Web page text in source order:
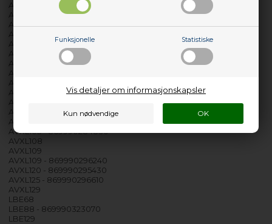
Funksjonelle Statistiske
Vis detaljer om informasjonskapsler
AVXD109 - 869990296210
AVXD125 - 869990284990
AVXD129
AVXD129 - 869990284980
AVXF120 - 869990344090
AVXF129 - 869990344080
AVXL82
AVXL88
AVXL88 - 869990296590
AVXL89
AVXL89 - 869990296230
AVXL100 - 869990292540
AVXL105
AVXL105 - 869990284830
AVXL108
AVXL109
AVXL109 - 869990296240
AVXL120 - 869990295430
AVXL125 - 869990296610
AVXL129
LBE68
LBE88 - 869990323070
LBE129